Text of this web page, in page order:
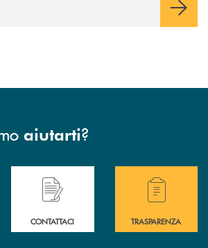
aiutarti?
delle filiali .
Hai bisogno di assistenza immediata?
CONTATTACI
Hai bisogno di
TRASPARENZA